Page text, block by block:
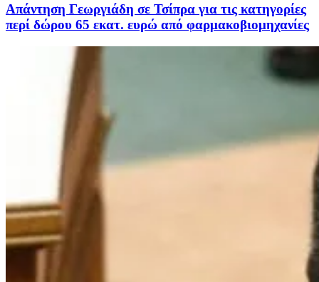
Απάντηση Γεωργιάδη σε Τσίπρα για τις κατηγορίες
περί δώρου 65 εκατ. ευρώ από φαρμακοβιομηχανίες